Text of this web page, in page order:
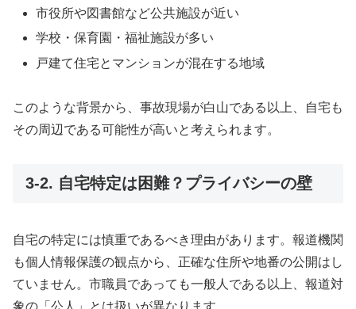
市役所や図書館など公共施設が近い
学校・保育園・福祉施設が多い
戸建て住宅とマンションが混在する地域
このような背景から、事故現場が白山である以上、自宅も
その周辺である可能性が高いと考えられます。
3-2. 自宅特定は困難？プライバシーの壁
自宅の特定には慎重であるべき理由があります。報道機関
も個人情報保護の観点から、正確な住所や地番の公開はし
ていません。市職員であっても一般人である以上、報道対
象の「公人」とは扱いが異なります。